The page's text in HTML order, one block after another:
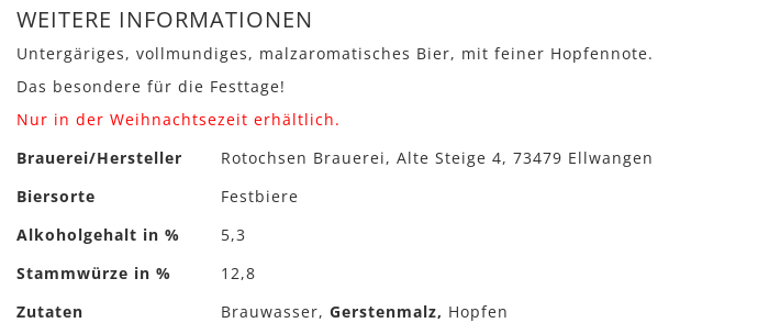
Anfang
der
Bildergalerie
springen
WEITERE INFORMATIONEN
Untergäriges, vollmundiges, malzaromatisches Bier, mit feiner Hopfennote.
Das besondere für die Festtage!
Nur in der Weihnachtsezeit erhältlich.
Mehr
Brauerei/Hersteller
Rotochsen Brauerei, Alte Steige 4, 73479 Ellwangen
Biersorte
Festbiere
Alkoholgehalt in %
5,3
Stammwürze in %
12,8
Zutaten
Brauwasser, Gerstenmalz, Hopfen